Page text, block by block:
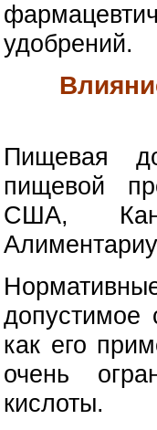
удобрений.
Пищевая
пищевой
США,
допустимое
как его
очень
кислоты.